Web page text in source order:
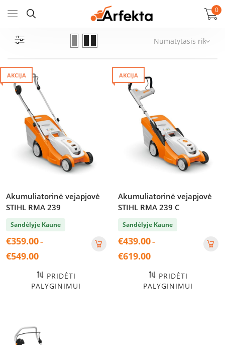
0
AKCIJA
Akumuliatorinė vejapjovė
STIHL RMA 239
Sandėlyje Kaune
€359.00–
€549.00Price
€359.00
through
PRIDĖTI
PALYGINIMUI
AKCIJA
Akumuliatorinė vejapjovė
STIHL RMA 239 C
Sandėlyje Kaune
€439.00–
€619.00Price
€439.00
through
PRIDĖTI
PALYGINIMUI